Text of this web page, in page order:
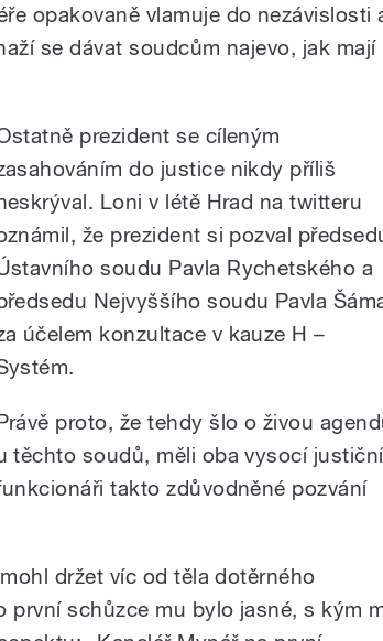
opakovaně vlamuje do nezávislosti
se dávat soudcům najevo, jak mají
prezident se cíleným
do justice nikdy příliš
Loni v létě Hrad na twitteru
že prezident si pozval
soudu Pavla Rychetského a
Nejvyššího soudu Pavla
účelem konzultace v kauze H –
proto, že tehdy šlo o živou
těchto soudů, měli oba vysocí justiční
takto zdůvodněné pozvání
držet víc od těla dotěrného
první schůzce mu bylo jasné, s kým